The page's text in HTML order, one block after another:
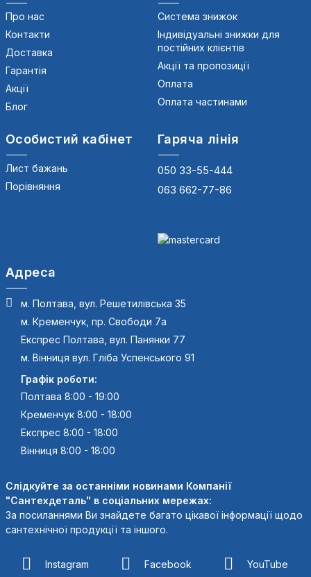
Про нас
Контакти
Доставка
Гарантія
Акції
Блог
Система знижок
Індивідуальні знижки для
постійних клієнтів
Акції та пропозиції
Оплата
Оплата частинами
Особистий кабінет
Лист бажань
Порівняння
Гаряча лінія
050 33-55-444
063 662-77-86
Адреса
м. Полтава, вул. Решетилівська 35
м. Кременчук, пр. Свободи 7а
Експрес Полтава, вул. Панянки 77
м. Вінниця вул. Гліба Успенського 91
Графік роботи:
Полтава 8:00 - 19:00
Кременчук 8:00 - 18:00
Експрес 8:00 - 18:00
Вінниця 8:00 - 18:00
Слідкуйте за останніми новинами Компанії
"Сантехдеталь" в соціальних мережах:
За посиланнями Ви знайдете багато цікавої інформації щодо
сантехнічної продукції та іншого.
Instagram Facebook YouTube